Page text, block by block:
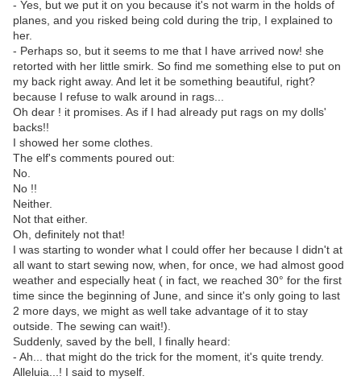
- Yes, but we put it on you because it's not warm in the holds of
planes, and you risked being cold during the trip, I explained to
her.
- Perhaps so, but it seems to me that I have arrived now! she
retorted with her little smirk. So find me something else to put on
my back right away. And let it be something beautiful, right?
because I refuse to walk around in rags...
Oh dear ! it promises. As if I had already put rags on my dolls'
backs!!
I showed her some clothes.
The elf's comments poured out:
No.
No !!
Neither.
Not that either.
Oh, definitely not that!
I was starting to wonder what I could offer her because I didn't at
all want to start sewing now, when, for once, we had almost good
weather and especially heat ( in fact, we reached 30° for the first
time since the beginning of June, and since it's only going to last
2 more days, we might as well take advantage of it to stay
outside. The sewing can wait!).
Suddenly, saved by the bell, I finally heard:
- Ah... that might do the trick for the moment, it's quite trendy.
Alleluia...! I said to myself.